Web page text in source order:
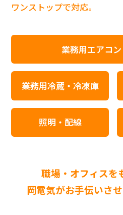
ワンストップで対応。
業務用エアコ
業務用冷蔵・冷凍庫
照明・配線
職場・オフィスを
岡電気がお手伝いさ